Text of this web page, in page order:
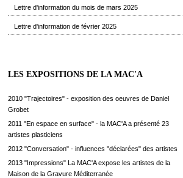
Lettre d'information du mois de mars 2025
Lettre d'information de février 2025
LES EXPOSITIONS DE LA MAC'A
2010 "Trajectoires" - exposition des oeuvres de Daniel
Grobet
2011 "En espace en surface" - la MAC'A a présenté 23
artistes plasticiens
2012 "Conversation" - influences "déclarées" des artistes
2013 "Impressions" La MAC'A expose les artistes de la
Maison de la Gravure Méditerranée